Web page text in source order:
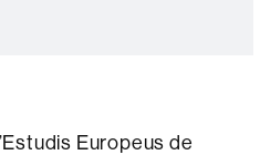
Europeus de